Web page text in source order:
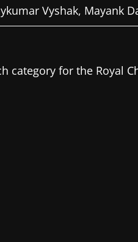
Vyshak, Mayank
category for the Royal